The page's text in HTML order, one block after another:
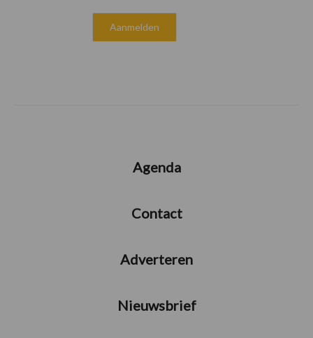
Agenda
Contact
Adverteren
Nieuwsbrief